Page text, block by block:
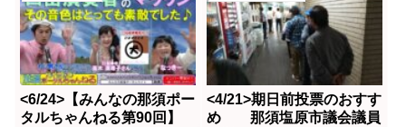
<6/24>【みんなの那須ポー
タルちゃんねる第90回】
<4/21>期日前投票のおすす
め 那須塩原市議会議員